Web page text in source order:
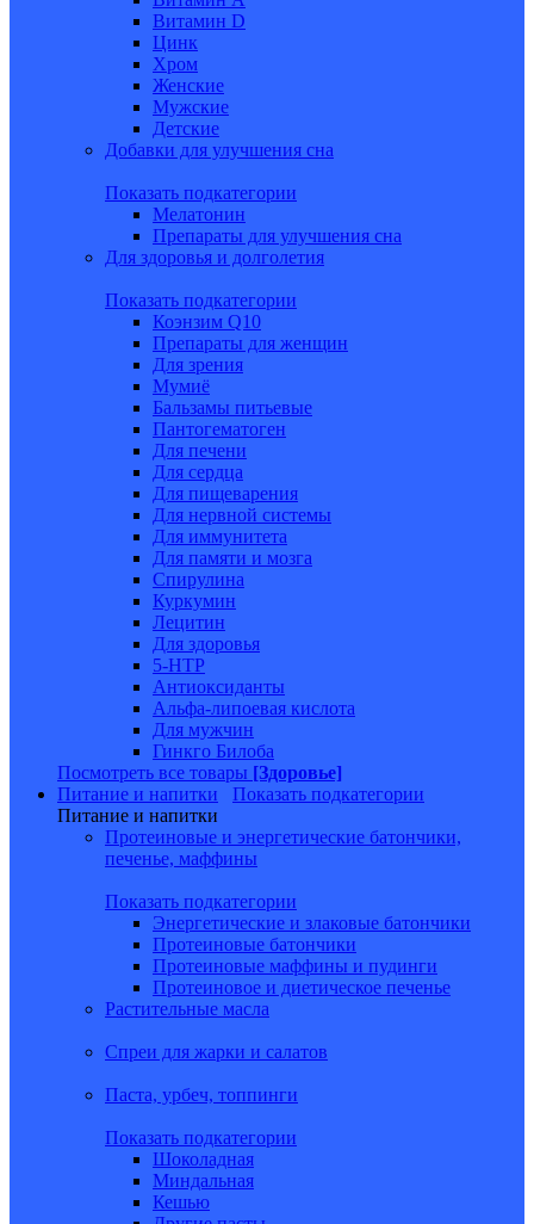
Витамин D
Цинк
Хром
Женские
Мужские
Детские
Добавки для улучшения сна
Показать подкатегории
Мелатонин
Препараты для улучшения сна
Для здоровья и долголетия
Показать подкатегории
Коэнзим Q10
Препараты для женщин
Для зрения
Мумиё
Бальзамы питьевые
Пантогематоген
Для печени
Для сердца
Для пищеварения
Для нервной системы
Для иммунитета
Для памяти и мозга
Спирулина
Куркумин
Лецитин
Для здоровья
5-HTP
Антиоксиданты
Альфа-липоевая кислота
Для мужчин
Гинкго Билоба
Посмотреть все товары [Здоровье]
Питание и напитки
Показать подкатегории
Питание и напитки
Протеиновые и энергетические батончики,
печенье, маффины
Показать подкатегории
Энергетические и злаковые батончики
Протеиновые батончики
Протеиновые маффины и пудинги
Протеиновое и диетическое печенье
Растительные масла
Спреи для жарки и салатов
Паста, урбеч, топпинги
Показать подкатегории
Шоколадная
Миндальная
Кешью